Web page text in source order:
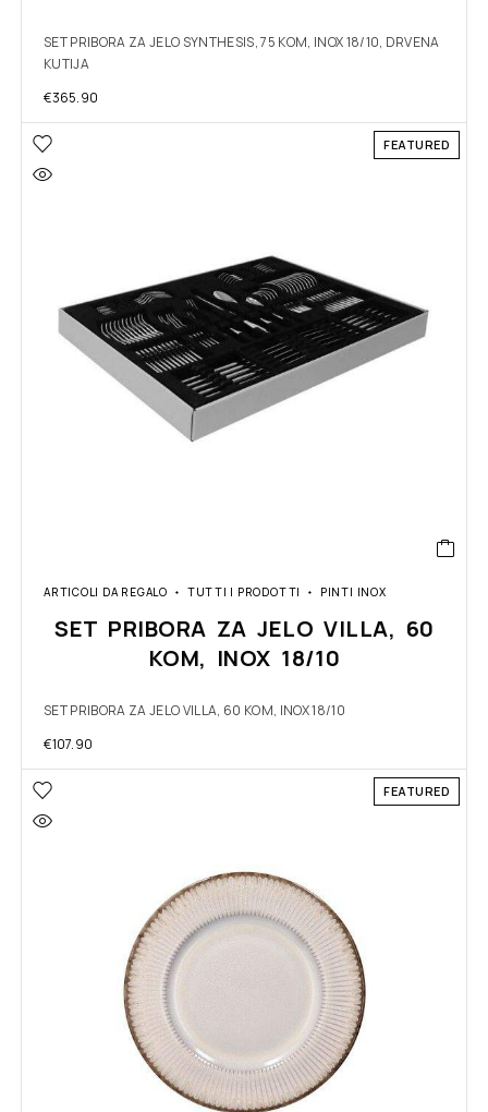
SET PRIBORA ZA JELO SYNTHESIS, 75 KOM, INOX 18/10, DRVENA
KUTIJA
€365.90
FEATURED
ARTICOLI DA REGALO TUTTI I PRODOTTI PINTI INOX
SET PRIBORA ZA JELO VILLA, 60
KOM, INOX 18/10
SET PRIBORA ZA JELO VILLA, 60 KOM, INOX 18/10
€107.90
FEATURED